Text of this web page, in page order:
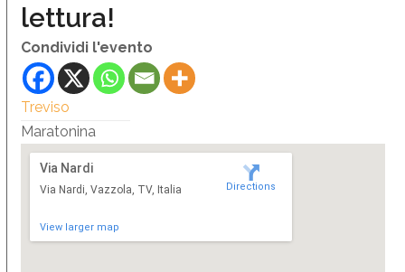
lettura!
Condividi l'evento
Treviso
Maratonina
Via Nardi
Via Nardi, Vazzola, TV, Italia
View larger map
Directions